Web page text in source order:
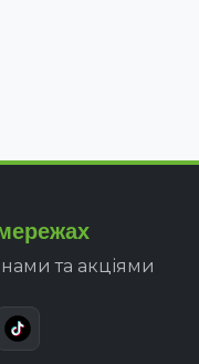
та акціями